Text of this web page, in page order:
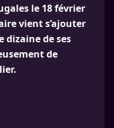
le 18 février
vient s’ajouter
dizaine de ses
de